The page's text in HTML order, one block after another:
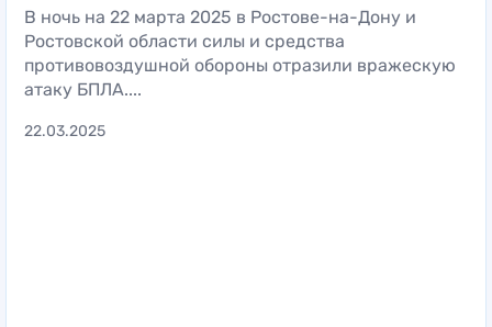
В ночь на 22 марта 2025 в Ростове-на-Дону и
Ростовской области силы и средства
противовоздушной обороны отразили вражескую
атаку БПЛА....
22.03.2025